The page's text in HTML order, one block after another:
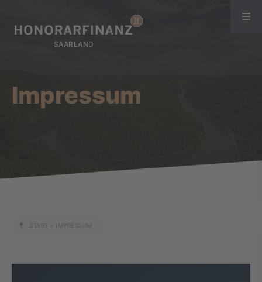
Impressum
START » IMPRESSUM